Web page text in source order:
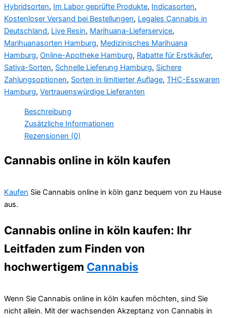
Hybridsorten, Im Labor geprüfte Produkte, Indicasorten,
Kostenloser Versand bei Bestellungen, Legales Cannabis in
Deutschland, Live Resin, Marihuana-Lieferservice,
Marihuanasorten Hamburg, Medizinisches Marihuana
Hamburg, Online-Apotheke Hamburg, Rabatte für Erstkäufer,
Sativa-Sorten, Schnelle Lieferung Hamburg, Sichere
Zahlungsoptionen, Sorten in limitierter Auflage, THC-Esswaren
Hamburg, Vertrauenswürdige Lieferanten
Beschreibung
Zusätzliche Informationen
Rezensionen (0)
Cannabis online in köln kaufen
Kaufen Sie Cannabis online in köln ganz bequem von zu Hause
aus.
Cannabis online in köln kaufen: Ihr
Leitfaden zum Finden von
hochwertigem Cannabis
Wenn Sie Cannabis online in köln kaufen möchten, sind Sie
nicht allein. Mit der wachsenden Akzeptanz von Cannabis in